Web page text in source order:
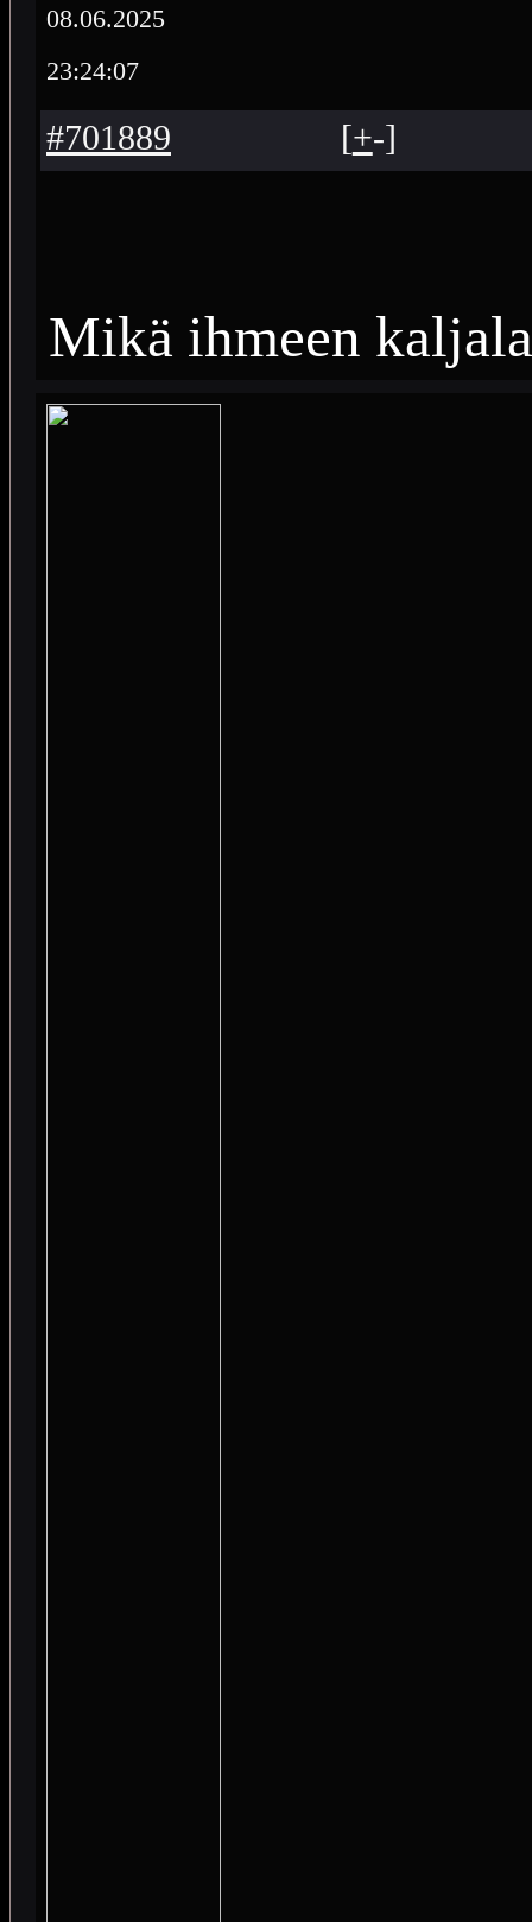
08.06.2025
23:24:07
#701889 [+-]
Mikä ihmeen